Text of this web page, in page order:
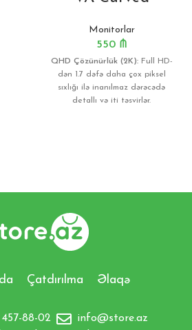
Monitorlar
550 ₼
QHD Çözünürlük (2K):Full HD-
dən 1.7 dəfə daha çox piksel
sıxlığı ilə inanılmaz dərəcədə
detallı və iti təsvirlər.
görmə bucağına tam uyğun
çəkir və daha dərindən hiss
etməyinizə şərait yaradır.
1ms Cavab Müddəti (MPRT):
minimuma endirir,rəqiblərinizi
HDR10 Texnologiyası:
qara rənglər və parlaq ağ
Çatdırılma Əlaqə
88-02 info@store.az